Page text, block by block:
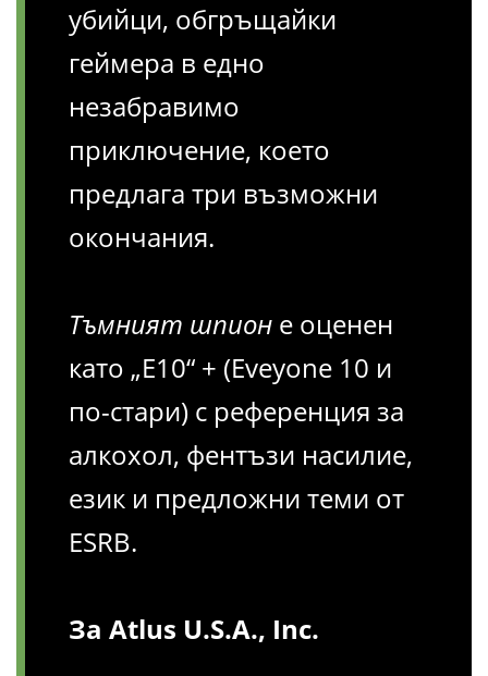
убийци, обгръщайки
геймера в едно
незабравимо
приключение, което
предлага три възможни
окончания.
Тъмният шпион е оценен
като „E10“ + (Eveyone 10 и
по-стари) с референция за
алкохол, фентъзи насилие,
език и предложни теми от
ESRB.
За Atlus U.S.A., Inc.